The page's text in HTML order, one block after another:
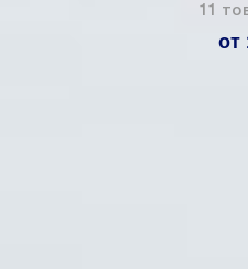
11
от